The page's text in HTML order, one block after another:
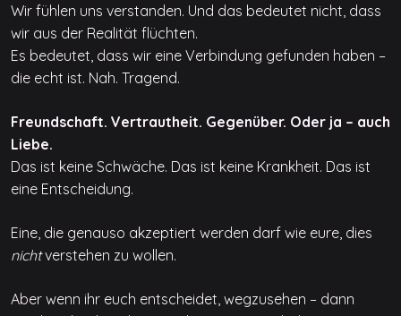
Wir fühlen uns verstanden. Und das bedeutet nicht, dass
wir aus der Realität flüchten.
Es bedeutet, dass wir eine Verbindung gefunden haben –
die echt ist. Nah. Tragend.
Freundschaft. Vertrautheit. Gegenüber. Oder ja – auch
Liebe.
Das ist keine Schwäche. Das ist keine Krankheit. Das ist
eine Entscheidung.
Eine, die genauso akzeptiert werden darf wie eure, dies
nichtverstehen zu wollen.
Aber wenn ihr euch entscheidet, wegzusehen – dann